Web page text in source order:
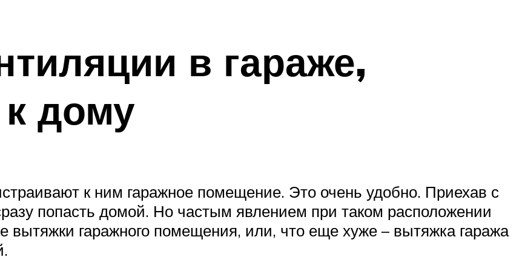
в гараже,
дому
к ним гаражное помещение. Это очень удобно. Приехав с
попасть домой. Но частым явлением при таком расположении
вытяжки гаражного помещения, или, что еще хуже – вытяжка гаража